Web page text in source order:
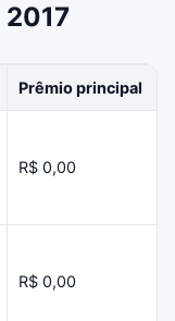
Prêmio principal
R$ 0,00
R$ 0,00